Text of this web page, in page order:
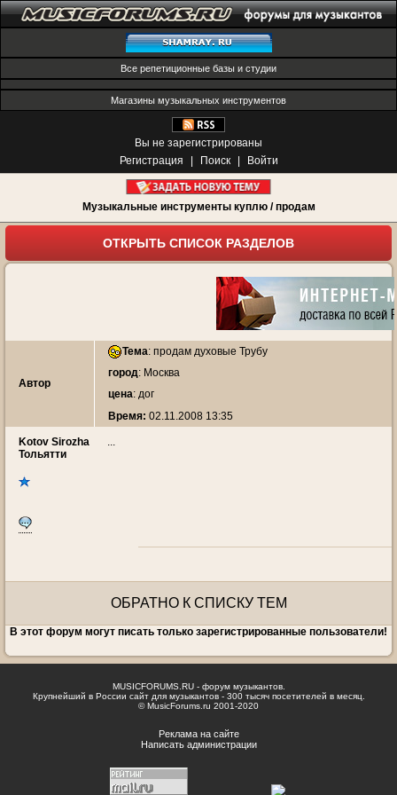
Все репетиционные базы и студии
Магазины музыкальных инструментов
Вы не зарегистрированы
Регистрация
Поиск Войти
Музыкальные инструменты куплю / продам
ОТКРЫТЬ СПИСОК РАЗДЕЛОВ
Автор
Тема: продам духовые Трубу
город: Москва
цена: дог
Время: 02.11.2008 13:35
Kotov Sirozha
Тольятти
...
ОБРАТНО К СПИСКУ ТЕМ
В этот форум могут писать только зарегистрированные пользователи!
MUSICFORUMS.RU - форум музыкантов.
Крупнейший в России сайт для музыкантов - 300 тысяч посетителей в месяц.
© MusicForums.ru 2001-2020
Реклама на сайте
Написать администрации